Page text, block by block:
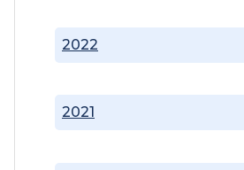
2021
2022